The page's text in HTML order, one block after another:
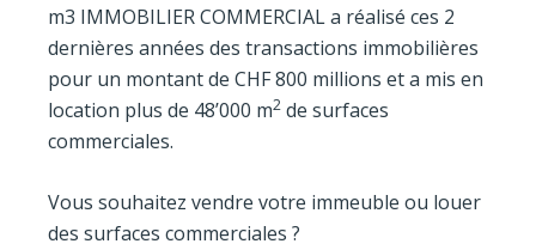
m3 IMMOBILIER COMMERCIAL a réalisé ces 2
dernières années des transactions immobilières
pour un montant de CHF 800 millions et a mis en
location plus de 48’000 m2 de surfaces
commerciales.
Vous souhaitez vendre votre immeuble ou louer
des surfaces commerciales ?